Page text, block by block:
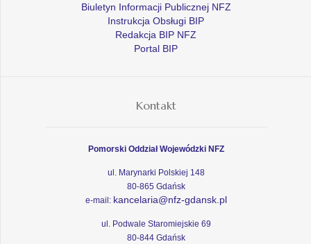
Biuletyn Informacji Publicznej NFZ
Instrukcja Obsługi BIP
Redakcja BIP NFZ
Portal BIP
Kontakt
Pomorski Oddział Wojewódzki NFZ
ul. Marynarki Polskiej 148
80-865 Gdańsk
e-mail: kancelaria@nfz-gdansk.pl
ul. Podwale Staromiejskie 69
80-844 Gdańsk